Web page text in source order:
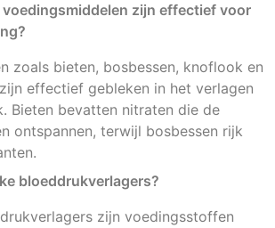
zijn effectief voor
zoals bieten, bosbessen, knoflook en
effectief gebleken in het verlagen
Bieten bevatten nitraten die de
ontspannen, terwijl bosbessen rijk
bloeddrukverlagers?
zijn voedingsstoffen